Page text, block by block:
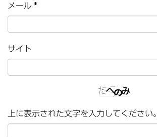
メール *
サイト
上に表示された文字を入力してください。